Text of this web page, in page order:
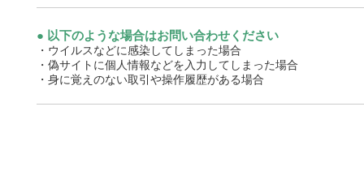
以下のような場合はお問い合わせください
・ウイルスなどに感染してしまった場合
・偽サイトに個人情報などを入力してしまった場合
・身に覚えのない取引や操作履歴がある場合